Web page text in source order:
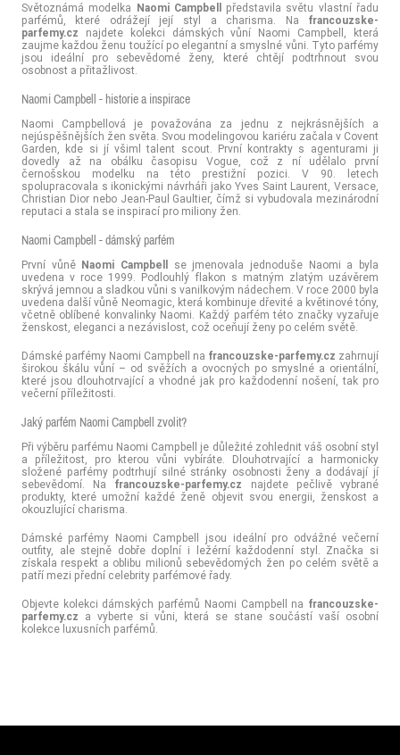
Světoznámá modelka Naomi Campbell
představila světu vlastní řadu
parfémů, které odrážejí její styl a charisma. Na francouzske-
parfemy.cz najdete kolekci dámských vůní Naomi Campbell, která
zaujme každou ženu toužící po elegantní a smyslné vůni. Tyto parfémy
jsou ideální pro sebevědomé ženy, které chtějí podtrhnout svou
osobnost a přitažlivost.
Naomi Campbell - historie a inspirace
Naomi Campbellová je považována za jednu z nejkrásnějších a
nejúspěšnějších žen světa. Svou modelingovou kariéru začala v Covent
Garden, kde si jí všiml talent scout. První kontrakty s agenturami ji
dovedly až na obálku časopisu Vogue, což z ní udělalo první
černošskou modelku na této prestižní pozici. V 90. letech
spolupracovala s ikonickými návrháři jako Yves Saint Laurent, Versace,
Christian Dior nebo Jean-Paul Gaultier, čímž si vybudovala mezinárodní
reputaci a stala se inspirací pro miliony žen.
Naomi Campbell - dámský parfém
První vůně Naomi Campbell
se jmenovala jednoduše Naomi a byla
uvedena v roce 1999. Podlouhlý flakon s matným zlatým uzávěrem
skrývá jemnou a sladkou vůni s vanilkovým nádechem. V roce 2000 byla
uvedena další vůně Neomagic, která kombinuje dřevité a květinové tóny,
včetně oblíbené konvalinky Naomi. Každý parfém této značky vyzařuje
ženskost, eleganci a nezávislost, což oceňují ženy po celém světě.
Dámské parfémy Naomi Campbell na francouzske-parfemy.cz zahrnují
širokou škálu vůní – od svěžích a ovocných po smyslné a orientální,
které jsou dlouhotrvající a vhodné jak pro každodenní nošení, tak pro
večerní příležitosti.
Jaký parfém Naomi Campbell zvolit?
Při výběru parfému Naomi Campbell je důležité zohlednit váš osobní styl
a příležitost, pro kterou vůni vybíráte. Dlouhotrvající a harmonicky
složené parfémy podtrhují silné stránky osobnosti ženy a dodávají jí
sebevědomí. Na francouzske-parfemy.cz najdete pečlivě vybrané
produkty, které umožní každé ženě objevit svou energii, ženskost a
okouzlující charisma.
Dámské parfémy Naomi Campbell jsou ideální pro odvážné večerní
outfity, ale stejně dobře doplní i ležérní každodenní styl. Značka si
získala respekt a oblibu milionů sebevědomých žen po celém světě a
patří mezi přední celebrity parfémové řady.
Objevte kolekci dámských parfémů Naomi Campbell na francouzske-
parfemy.cz a vyberte si vůni, která se stane součástí vaší osobní
kolekce luxusních parfémů.